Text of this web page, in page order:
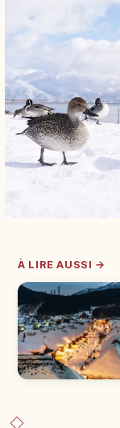
À LIRE AUSSI →